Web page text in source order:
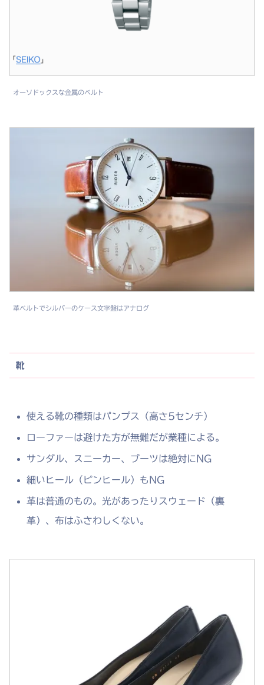
オーソドックスな金属のベルト
革ベルトでシルバーのケース文字盤はアナログ
靴
使える靴の種類はパンプス（高さ5センチ）
ローファーは避けた方が無難だが業種による。
サンダル、スニーカー、ブーツは絶対にNG
細いヒール（ピンヒール）もNG
革は普通のもの。光があったりスウェード（裏
革）、布はふさわしくない。